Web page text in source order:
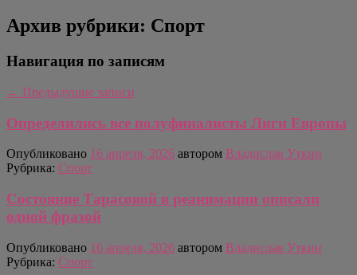
Архив рубрики: Спорт
Навигация по записям
← Предыдущие записи
Определились все полуфиналисты Лиги Европы
Опубликовано 16 апреля, 2026 автором Владислав Уткин
Рубрика: Спорт
Состояние Тарасовой в реанимации описали
одной фразой
Опубликовано 16 апреля, 2026 автором Владислав Уткин
Рубрика: Спорт